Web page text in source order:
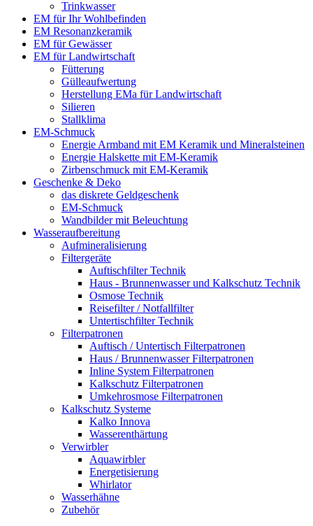
Trinkwasser
EM für Ihr Wohlbefinden
EM Resonanzkeramik
EM für Gewässer
EM für Landwirtschaft
Fütterung
Gülleaufwertung
Herstellung EMa für Landwirtschaft
Silieren
Stallklima
EM-Schmuck
Energie Armband mit EM Keramik und Mineralsteinen
Energie Halskette mit EM-Keramik
Zirbenschmuck mit EM-Keramik
Geschenke & Deko
das diskrete Geldgeschenk
EM-Schmuck
Wandbilder mit Beleuchtung
Wasseraufbereitung
Aufmineralisierung
Filtergeräte
Auftischfilter Technik
Haus - Brunnenwasser und Kalkschutz Technik
Osmose Technik
Reisefilter / Notfallfilter
Untertischfilter Technik
Filterpatronen
Auftisch / Untertisch Filterpatronen
Haus / Brunnenwasser Filterpatronen
Inline System Filterpatronen
Kalkschutz Filterpatronen
Umkehrosmose Filterpatronen
Kalkschutz Systeme
Kalko Innova
Wasserenthärtung
Verwirbler
Aquawirbler
Energetisierung
Whirlator
Wasserhähne
Zubehör